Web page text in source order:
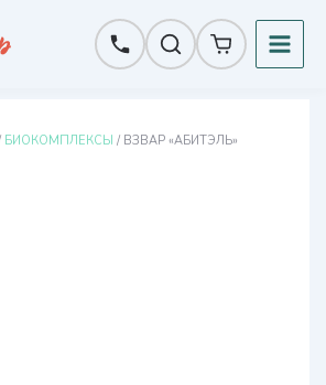
БИОКОМПЛЕКСЫ / ВЗВАР «АБИТЭЛЬ»